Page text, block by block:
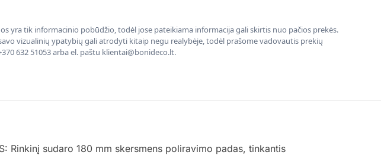
yra tik informacinio pobūdžio, todėl jose pateikiama informacija gali skirtis nuo pačios prekės.
vizualinių ypatybių gali atrodyti kitaip negu realybėje, todėl prašome vadovautis prekių
632 51053 arba el. paštu klientai@bonideco.lt.
Rinkinį sudaro 180 mm skersmens poliravimo padas, tinkantis